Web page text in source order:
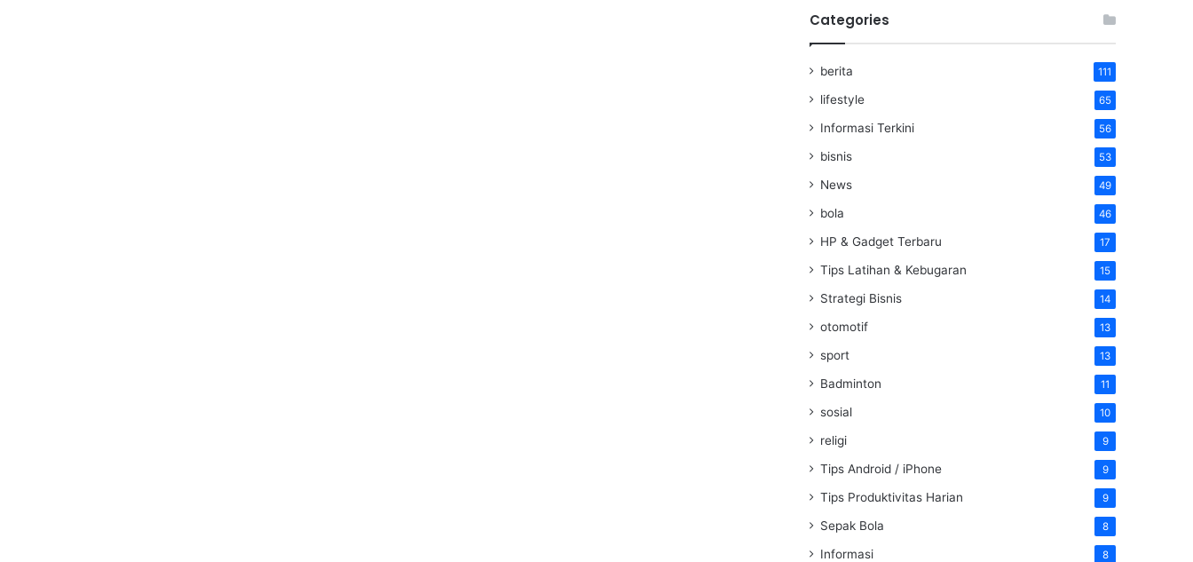
Categories
berita 111
lifestyle 65
Informasi Terkini 56
bisnis 53
News 49
bola 46
HP & Gadget Terbaru 17
Tips Latihan & Kebugaran 15
Strategi Bisnis 14
otomotif 13
sport 13
Badminton 11
sosial 10
religi 9
Tips Android / iPhone 9
Tips Produktivitas Harian 9
Sepak Bola 8
Informasi 8